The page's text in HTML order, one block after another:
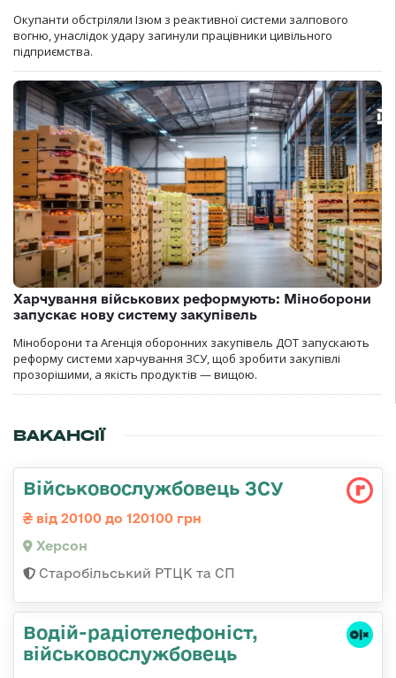
Окупанти обстріляли Ізюм з реактивної системи залпового
вогню, унаслідок удару загинули працівники цивільного
підприємства.
Харчування військових реформують: Міноборони
запускає нову систему закупівель
Міноборони та Агенція оборонних закупівель ДОТ запускають
реформу системи харчування ЗСУ, щоб зробити закупівлі
прозорішими, а якість продуктів — вищою.
ВАКАНСІЇ
Військовослужбовець ЗСУ
від 20100 до 120100 грн
Херсон
Старобільський РТЦК та СП
Водій-радіотелефоніст,
військовослужбовець